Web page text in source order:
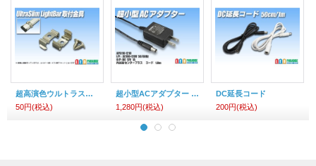
超高演色ウルトラスリムライトバー 専用ホルダー
50円(税込)
超小型ACアダプター 12V1A
1,280円(税込)
DC延長コード
200円(税込)